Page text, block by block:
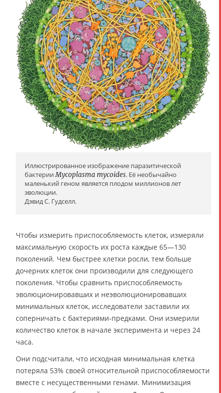
Иллюстрированное изображение паразитической
бактерииMycoplasma mycoides. Её необычайно
маленький геном является плодом миллионов лет
эволюции.
Дэвид С. Гудселл.
Чтобы измерить приспособляемость клеток, измеряли
максимальную скорость их роста каждые 65—130
поколений. Чем быстрее клетки росли, тем больше
дочерних клеток они производили для следующего
поколения. Чтобы сравнить приспособляемость
эволюционировавших и неэволюционировавших
минимальных клеток, исследователи заставили их
соперничать с бактериями-предками. Они измерили
количество клеток в начале эксперимента и через 24
часа.
Они подсчитали, что исходная минимальная клетка
потеряла 53% своей относительной приспособляемости
вместе с несущественными генами. Минимизация